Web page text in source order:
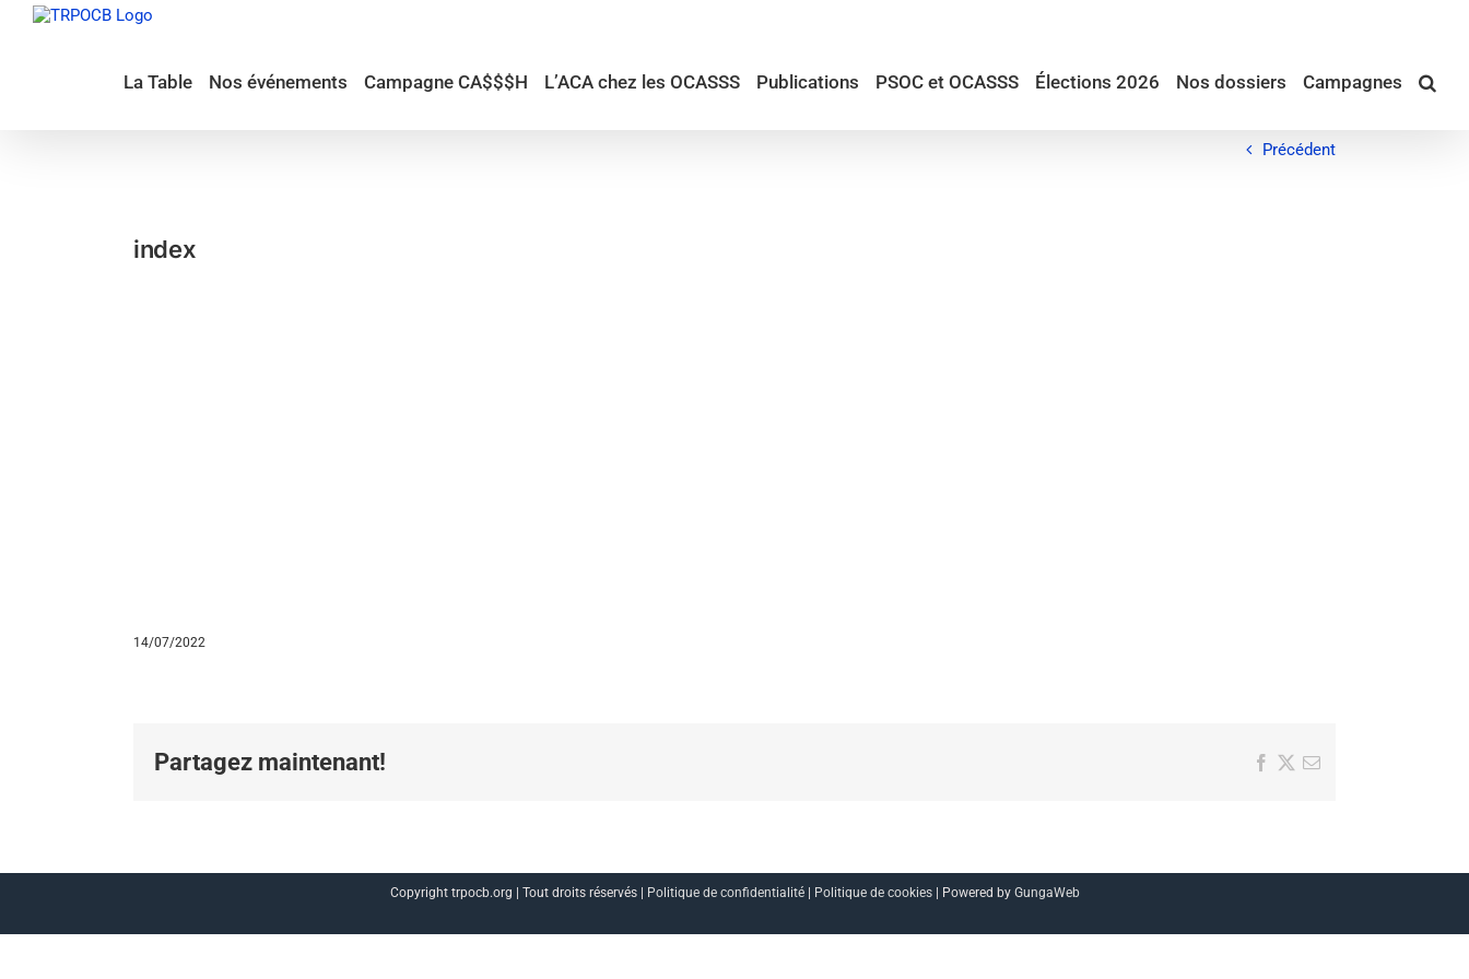
Passer
La Table Nos événements Campagne CA$$$H L’ACA chez les OCASSS Publications PSOC et OCASSS Élections 2026 Nos dossiers Campagnes
Précédent
index
14/07/2022
Partagez maintenant! Facebook
X Email
Copyright trpocb.org | Tout droits réservés | Politique de confidentialité| Politique de cookies| Powered by GungaWeb